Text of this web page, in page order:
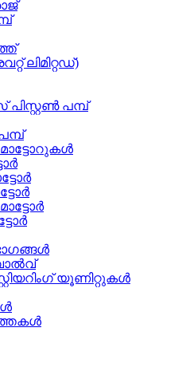
ലിമിറ്റഡ്)
പമ്പ്
യൂണിറ്റുകൾ